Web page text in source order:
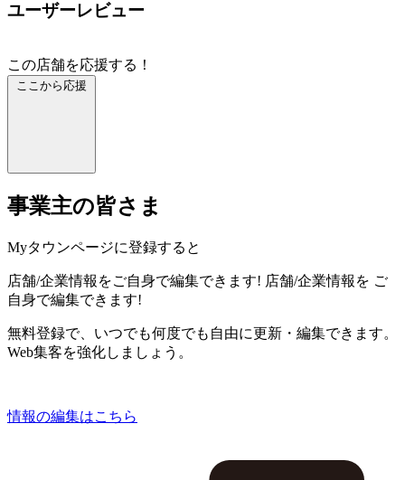
ユーザーレビュー
この店舗を応援する！
ここから応援
事業主の皆さま
Myタウンページに登録すると
店舗/企業情報をご自身で編集できます! 店舗/企業情報を ご
自身で編集できます!
無料登録で、いつでも何度でも自由に更新・編集できます。
Web集客を強化しましょう。
情報の編集はこちら